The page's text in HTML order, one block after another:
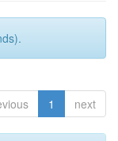
1 next